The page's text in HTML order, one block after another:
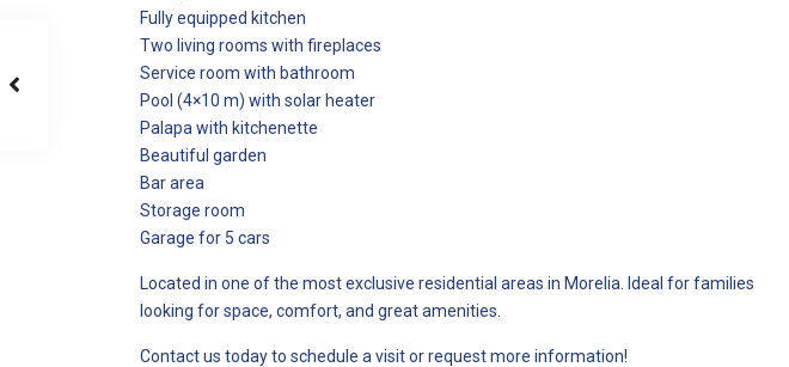
Fully equipped kitchen
Two living rooms with fireplaces
Service room with bathroom
Pool (4×10 m) with solar heater
Palapa with kitchenette
Beautiful garden
Bar area
Storage room
Garage for 5 cars
Located in one of the most exclusive residential areas in Morelia. Ideal for families
looking for space, comfort, and great amenities.
Contact us today to schedule a visit or request more information!